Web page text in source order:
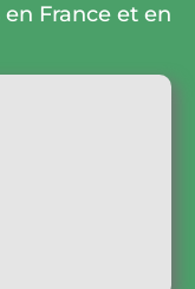
France et en